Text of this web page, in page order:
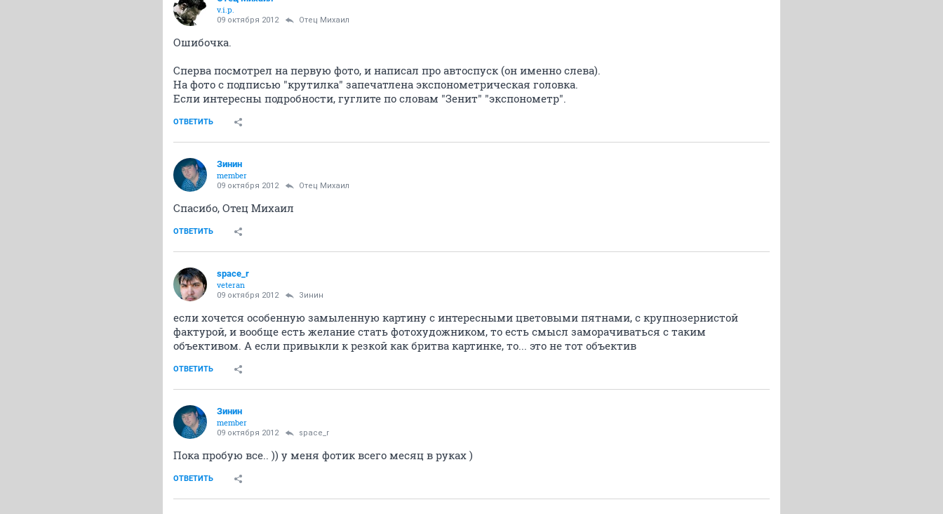
v.i.p.
09 октября 2012 Отец Михаил
Ошибочка.
Сперва посмотрел на первую фото, и написал про автоспуск (он именно слева).
На фото с подписью "крутилка" запечатлена экспонометрическая головка.
Если интересны подробности, гуглите по словам "Зенит" "экспонометр".
ОТВЕТИТЬ
Зинин
member
09 октября 2012 Отец Михаил
Спасибо, Отец Михаил
ОТВЕТИТЬ
space_r
veteran
09 октября 2012 Зинин
если хочется особенную замыленную картину с интересными цветовыми пятнами, с крупнозернистой
фактурой, и вообще есть желание стать фотохудожником, то есть смысл заморачиваться с таким
объективом. А если привыкли к резкой как бритва картинке, то... это не тот объектив
ОТВЕТИТЬ
Зинин
member
09 октября 2012 space_r
Пока пробую все.. )) у меня фотик всего месяц в руках )
ОТВЕТИТЬ